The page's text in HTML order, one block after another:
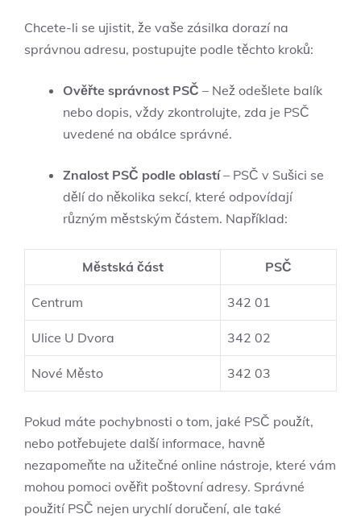
Chcete-li se ujistit, že vaše zásilka dorazí na
správnou adresu, postupujte podle těchto kroků:
Ověřte správnost PSČ – Než odešlete balík
nebo dopis, vždy zkontrolujte, zda je PSČ
uvedené na obálce správné.
Znalost PSČ podle oblastí– PSČ v Sušici se
dělí do několika sekcí, které odpovídají
různým městským částem. Například:
Městská část PSČ
Centrum 342 01
Ulice U Dvora 342 02
Nové Město 342 03
Pokud máte pochybnosti o tom, jaké PSČ použít,
nebo potřebujete další informace, havně
nezapomeňte na užitečné online nástroje, které vám
mohou pomoci ověřit poštovní adresy. Správné
použití PSČ nejen urychlí doručení, ale také